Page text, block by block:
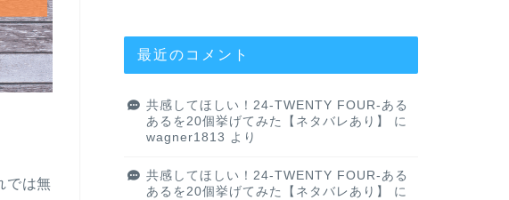
では無
最近のコメント
共感してほしい！24-TWENTY FOUR-ある
あるを20個挙げてみた【ネタバレあり】
に
wagner1813 より
共感してほしい！24-TWENTY FOUR-ある
あるを20個挙げてみた【ネタバレあり】
に